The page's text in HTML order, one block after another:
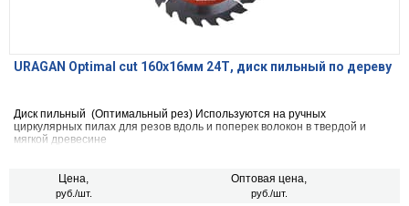
URAGAN Optimal cut 160х16мм 24Т, диск пильный по дереву
Диск пильный (Оптимальный рез) Используются на ручных
циркулярных пилах для резов вдоль и поперек волокон в твердой и
мягкой древесине
Цена,
руб./шт.
Оптовая цена,
руб./шт.